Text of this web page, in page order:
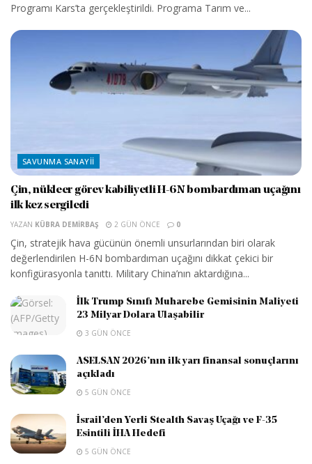
Programı Kars’ta gerçekleştirildi. Programa Tarım ve...
SAVUNMA SANAYII
Çin, nükleer görev kabiliyetli H-6N bombardıman uçağını
ilk kez sergiledi
YAZAN KÜBRA DEMIRBAŞ 2 GÜN ÖNCE 0
Çin, stratejik hava gücünün önemli unsurlarından biri olarak
değerlendirilen H-6N bombardıman uçağını dikkat çekici bir
konfigürasyonla tanıttı. Military China’nın aktardığına...
İlk Trump Sınıfı Muharebe Gemisinin Maliyeti
23 Milyar Dolara Ulaşabilir
3 GÜN ÖNCE
ASELSAN 2026’nın ilk yarı finansal sonuçlarını
açıkladı
5 GÜN ÖNCE
İsrail’den Yerli Stealth Savaş Uçağı ve F-35
Esintili İHA Hedefi
5 GÜN ÖNCE